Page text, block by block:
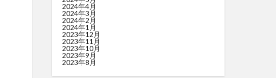
2024年4月
2024年3月
2024年2月
2024年1月
2023年12月
2023年11月
2023年10月
2023年9月
2023年8月